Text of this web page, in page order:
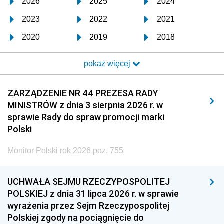
2023 2022 2021
2020 2019 2018
2017 2016 2015
2014 2013 2012
2011 2010 2009
2008 2007 2006
2005
1996 1995 1994
1993 1992 1991
1990 1989
pokaż więcej
ZARZĄDZENIE NR 44 PREZESA RADY
MINISTRÓW z dnia 3 sierpnia 2026 r. w
sprawie Rady do spraw promocji marki
Polski
Monitor Polski rok 2026 poz. 755
UCHWAŁA SEJMU RZECZYPOSPOLITEJ
POLSKIEJ z dnia 31 lipca 2026 r. w sprawie
wyrażenia przez Sejm Rzeczypospolitej
Polskiej zgody na pociągnięcie do